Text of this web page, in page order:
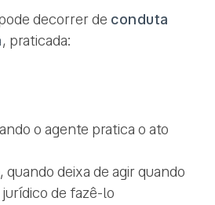
decorrer de conduta
, praticada:
o agente pratica o ato
, quando deixa de agir quando
de fazê-lo